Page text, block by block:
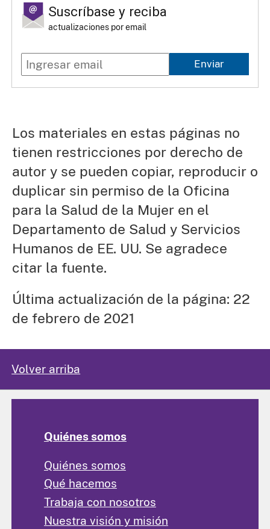
Suscríbase y reciba
actualizaciones por email
Enviar
Los materiales en estas páginas no
tienen restricciones por derecho de
autor y se pueden copiar, reproducir o
duplicar sin permiso de la Oficina
para la Salud de la Mujer en el
Departamento de Salud y Servicios
Humanos de EE. UU. Se agradece
citar la fuente.
Última actualización de la página: 22
de febrero de 2021
Volver arriba
Quiénes somos
Quiénes somos
Qué hacemos
Trabaja con nosotros
Nuestra visión y misión